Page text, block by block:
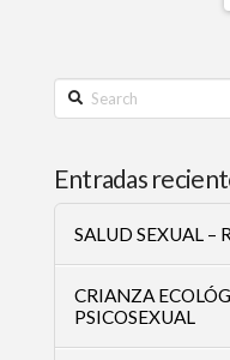
Search
Entradas
SALUD SEXUAL –
CRIANZA
PSICOSEXUAL